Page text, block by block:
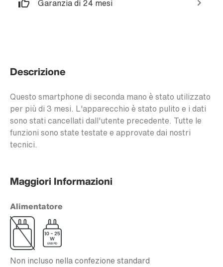
Garanzia di 24 mesi
Descrizione
Questo smartphone di seconda mano è stato utilizzato
per più di 3 mesi. L'apparecchio è stato pulito e i dati
sono stati cancellati dall'utente precedente. Tutte le
funzioni sono state testate e approvate dai nostri
tecnici.
Maggiori Informazioni
Alimentatore
Non incluso nella confezione standard